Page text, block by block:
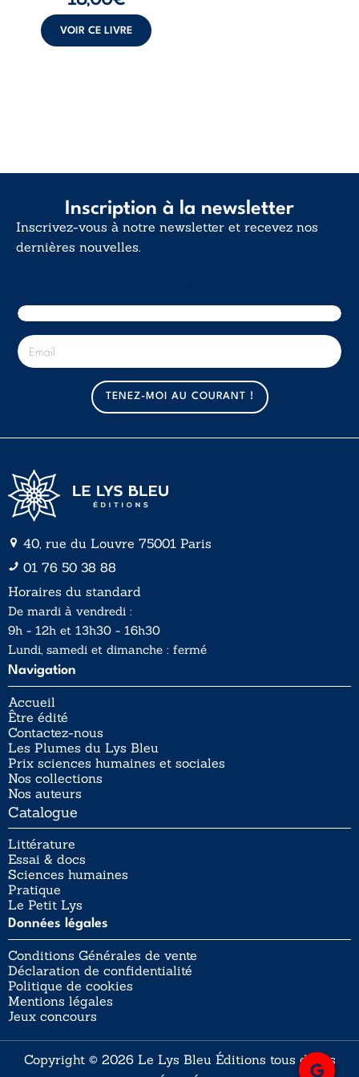
calme. Une
déclaration
d’existence pour ...
VOIR CE LIVRE
Inscription à la newsletter
Inscrivez-vous à notre newsletter et recevez nos
dernières nouvelles.
E
-
m
TENEZ-MOI AU COURANT !
40, rue du Louvre 75001 Paris
01 76 50 38 88
Horaires du standard
De mardi à vendredi :
9h - 12h et 13h30 - 16h30
Lundi, samedi et dimanche : fermé
Navigation
Accueil
Être édité
Contactez-nous
Les Plumes du Lys Bleu
Prix sciences humaines et sociales
Nos collections
Nos auteurs
Catalogue
Littérature
Essai & docs
Sciences humaines
Pratique
Le Petit Lys
Données légales
Conditions Générales de vente
Déclaration de confidentialité
Politique de cookies
Mentions légales
Jeux concours
Copyright © 2026 Le Lys Bleu Éditions tous droits